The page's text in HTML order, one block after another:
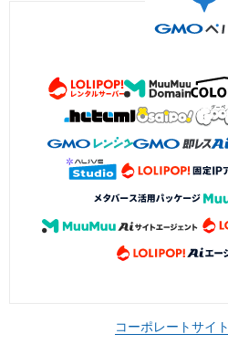
コーポレートサイト